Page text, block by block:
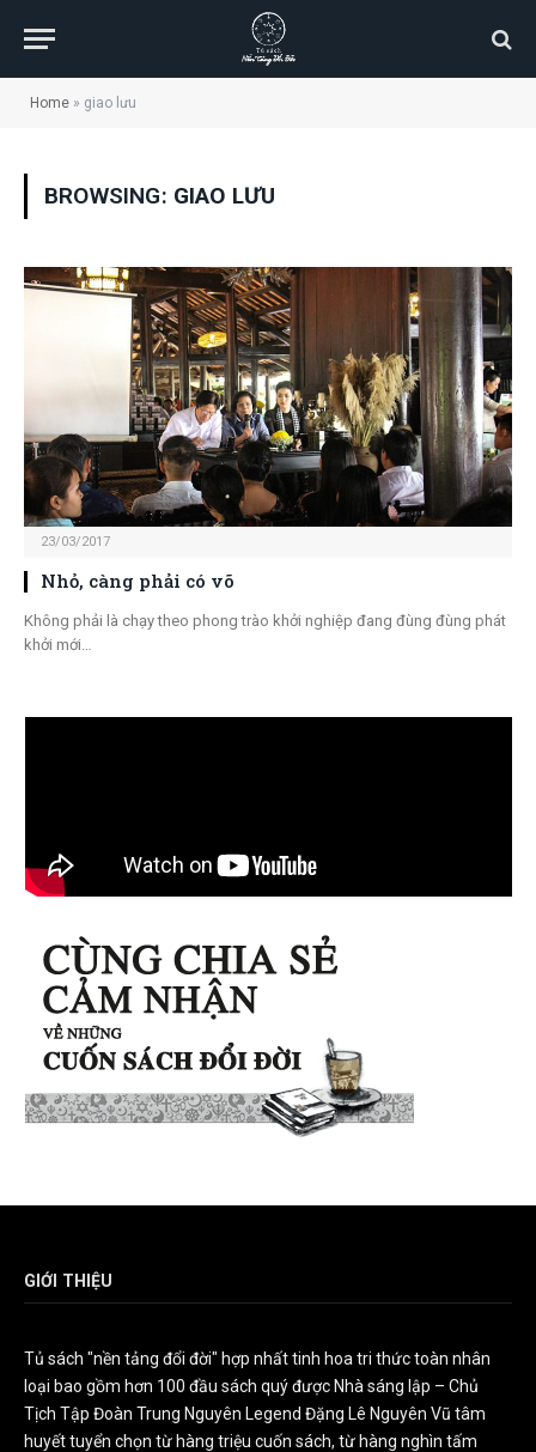
Home » giao lưu
BROWSING: GIAO LƯU
23/03/2017
Nhỏ, càng phải có võ
Không phải là chạy theo phong trào khởi nghiệp đang đùng đùng phát
khởi mới…
GIỚI THIỆU
Tủ sách "nền tảng đổi đời" hợp nhất tinh hoa tri thức toàn nhân
loại bao gồm hơn 100 đầu sách quý được Nhà sáng lập – Chủ
Tịch Tập Đoàn Trung Nguyên Legend Đặng Lê Nguyên Vũ tâm
huyết tuyển chọn từ hàng triệu cuốn sách, từ hàng nghìn tấm